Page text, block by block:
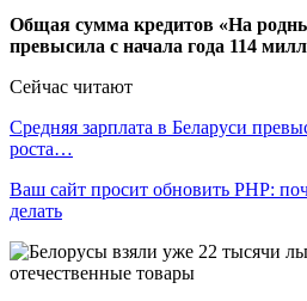
Общая сумма кредитов «На
превысила с начала года 114
Сейчас читают
Средняя зарплата в Беларуси
роста…
Ваш сайт просит обновить PHP:
делать